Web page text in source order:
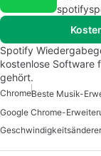
Spotify
kostenlose Software
gehört.
ChromeBeste Musik-
Google Chrome-
Geschwindigkeitsänderer